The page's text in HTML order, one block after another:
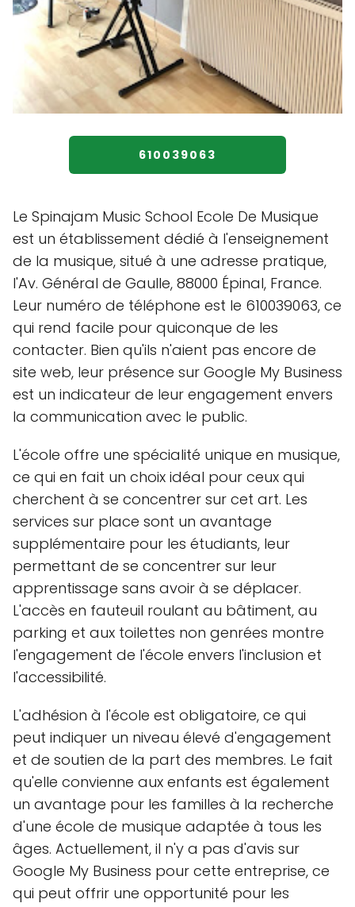
610039063
Le Spinajam Music School Ecole De Musique
est un établissement dédié à l'enseignement
de la musique, situé à une adresse pratique,
l'Av. Général de Gaulle, 88000 Épinal, France.
Leur numéro de téléphone est le 610039063, ce
qui rend facile pour quiconque de les
contacter. Bien qu'ils n'aient pas encore de
site web, leur présence sur Google My Business
est un indicateur de leur engagement envers
la communication avec le public.
L'école offre une spécialité unique en musique,
ce qui en fait un choix idéal pour ceux qui
cherchent à se concentrer sur cet art. Les
services sur place sont un avantage
supplémentaire pour les étudiants, leur
permettant de se concentrer sur leur
apprentissage sans avoir à se déplacer.
L'accès en fauteuil roulant au bâtiment, au
parking et aux toilettes non genrées montre
l'engagement de l'école envers l'inclusion et
l'accessibilité.
L'adhésion à l'école est obligatoire, ce qui
peut indiquer un niveau élevé d'engagement
et de soutien de la part des membres. Le fait
qu'elle convienne aux enfants est également
un avantage pour les familles à la recherche
d'une école de musique adaptée à tous les
âges. Actuellement, il n'y a pas d'avis sur
Google My Business pour cette entreprise, ce
qui peut offrir une opportunité pour les